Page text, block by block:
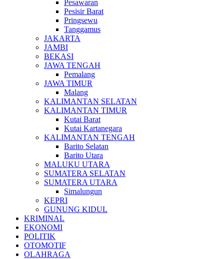
Pesawaran
Pesisir Barat
Pringsewu
Tanggamus
JAKARTA
JAMBI
BEKASI
JAWA TENGAH
Pemalang
JAWA TIMUR
Malang
KALIMANTAN SELATAN
KALIMANTAN TIMUR
Kutai Barat
Kutai Kartanegara
KALIMANTAN TENGAH
Barito Selatan
Barito Utara
MALUKU UTARA
SUMATERA SELATAN
SUMATERA UTARA
Simalungun
KEPRI
GUNUNG KIDUL
KRIMINAL
EKONOMI
POLITIK
OTOMOTIF
OLAHRAGA